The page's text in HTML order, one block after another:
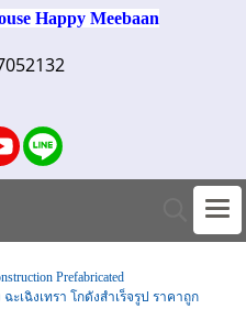
Happy Meebaan
Prefabricated
ะเฉิงเทรา โกดังสำเร็จรูป ราคาถูก